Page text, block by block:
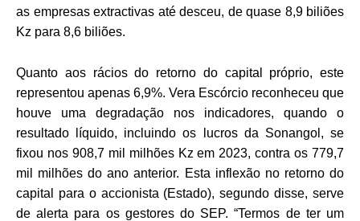
as empresas extractivas até desceu, de quase 8,9 biliões
Kz para 8,6 biliões.
Quanto aos rácios do retorno do capital próprio, este
representou apenas 6,9%. Vera Escórcio reconheceu que
houve uma degradação nos indicadores, quando o
resultado líquido, incluindo os lucros da Sonangol, se
fixou nos 908,7 mil milhões Kz em 2023, contra os 779,7
mil milhões do ano anterior. Esta inflexão no retorno do
capital para o accionista (Estado), segundo disse, serve
de alerta para os gestores do SEP. “Termos de ter um